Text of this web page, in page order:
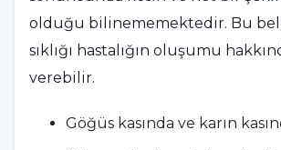
olduğu bilinememektedir. Bu
sıklığı hastalığın oluşumu
verebilir.
Göğüs kasında ve karın